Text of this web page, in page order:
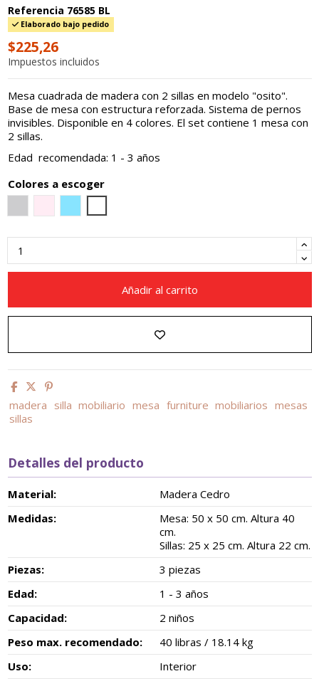
Referencia 76585 BL
Elaborado bajo pedido
$225,26
Impuestos incluidos
Mesa cuadrada de madera con 2 sillas en modelo "osito".
Base de mesa con estructura reforzada. Sistema de pernos
invisibles. Disponible en 4 colores. El set contiene 1 mesa con
2 sillas.
Edad recomendada: 1 - 3 años
Colores a escoger
Añadir al carrito
madera silla mobiliario mesa furniture mobiliarios mesas
sillas
Detalles del producto
Material:
Madera Cedro
Medidas:
Mesa: 50 x 50 cm. Altura 40
cm.
Sillas: 25 x 25 cm. Altura 22 cm.
Piezas:
3 piezas
Edad:
1 - 3 años
Capacidad:
2 niños
Peso max. recomendado:
40 libras / 18.14 kg
Uso:
Interior